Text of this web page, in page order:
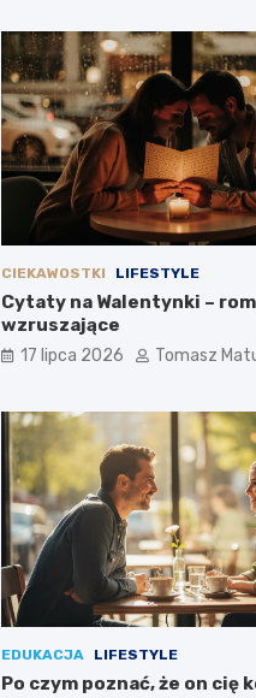
CIEKAWOSTKI LIFESTYLE
Cytaty na Walentynki –
wzruszające
17 lipca 2026 Tomasz
EDUKACJA LIFESTYLE
Po czym poznać, że on cię